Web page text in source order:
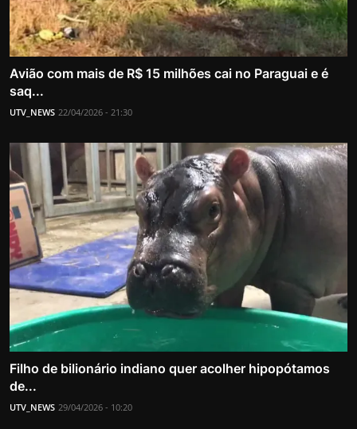
Avião com mais de R$ 15 milhões cai no Paraguai e é
saq...
UTV_NEWS 22/04/2026 - 21:30
Filho de bilionário indiano quer acolher hipopótamos
de...
UTV_NEWS 29/04/2026 - 10:20